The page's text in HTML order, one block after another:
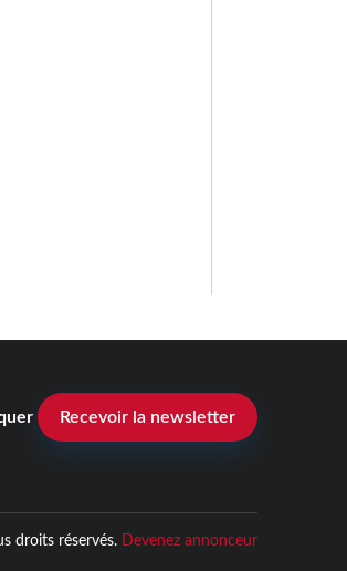
Recevoir la newsletter
droits réservés. Devenez annonceur